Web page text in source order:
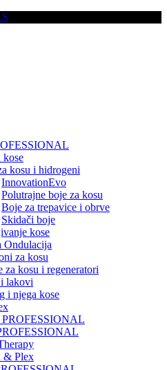
kose
kosu i hidrogeni
InnovationEvo
Polutrajne boje za kosu
Boje za trepavice i obrve
Skidači boje
kose
Ondulacija
za kosu
za kosu i regeneratori
lakovi
i njega kose
& Plex